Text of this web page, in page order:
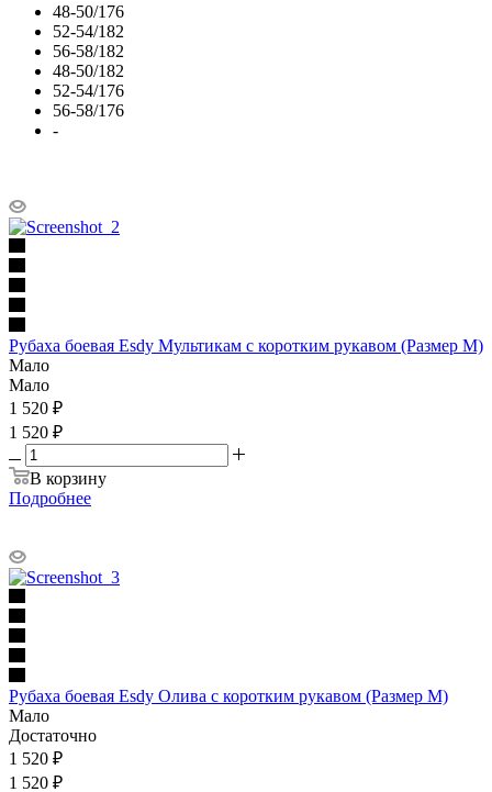
48-50/176
52-54/182
56-58/182
48-50/182
52-54/176
56-58/176
-
Рубаха боевая Esdy Мультикам с коротким рукавом (Размер M)
Мало
Мало
1 520 ₽
1 520 ₽
В корзину
Подробнее
Рубаха боевая Esdy Олива с коротким рукавом (Размер M)
Мало
Достаточно
1 520 ₽
1 520 ₽